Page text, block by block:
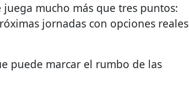
mucho más que tres puntos:
jornadas con opciones reales
puede marcar el rumbo de las